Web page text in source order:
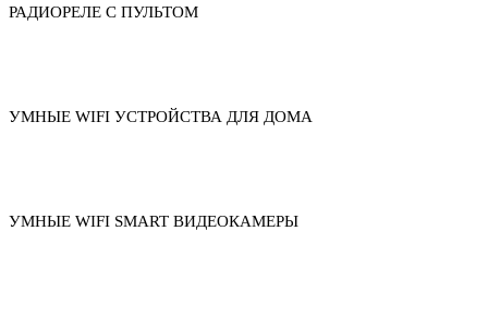
РАДИОРЕЛЕ С ПУЛЬТОМ
УМНЫЕ WIFI УСТРОЙСТВА ДЛЯ ДОМА
УМНЫЕ WIFI SMART ВИДЕОКАМЕРЫ